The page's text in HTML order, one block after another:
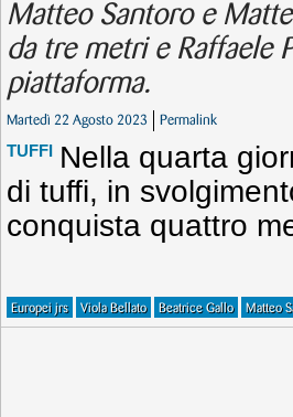
Matteo Santoro e
da tre metri e Raffaele
piattaforma.
Martedì 22 Agosto 2023 Permalink
TUFFI Nella quarta
di tuffi, in
conquista quattro
Europei jrs Viola Bellato Beatrice Gallo Matteo